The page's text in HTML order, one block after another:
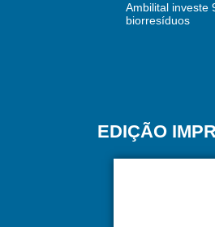
Ambilital investe
biorresíduos
EDIÇÃO